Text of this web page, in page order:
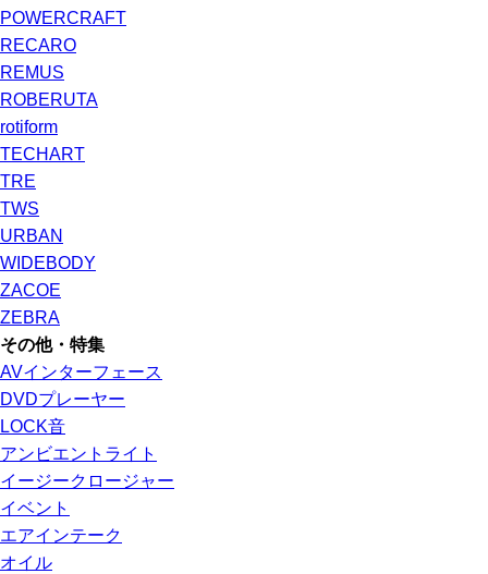
POWERCRAFT
RECARO
REMUS
ROBERUTA
rotiform
TECHART
TRE
TWS
URBAN
WIDEBODY
ZACOE
ZEBRA
その他・特集
AVインターフェース
DVDプレーヤー
LOCK音
アンビエントライト
イージークロージャー
イベント
エアインテーク
オイル